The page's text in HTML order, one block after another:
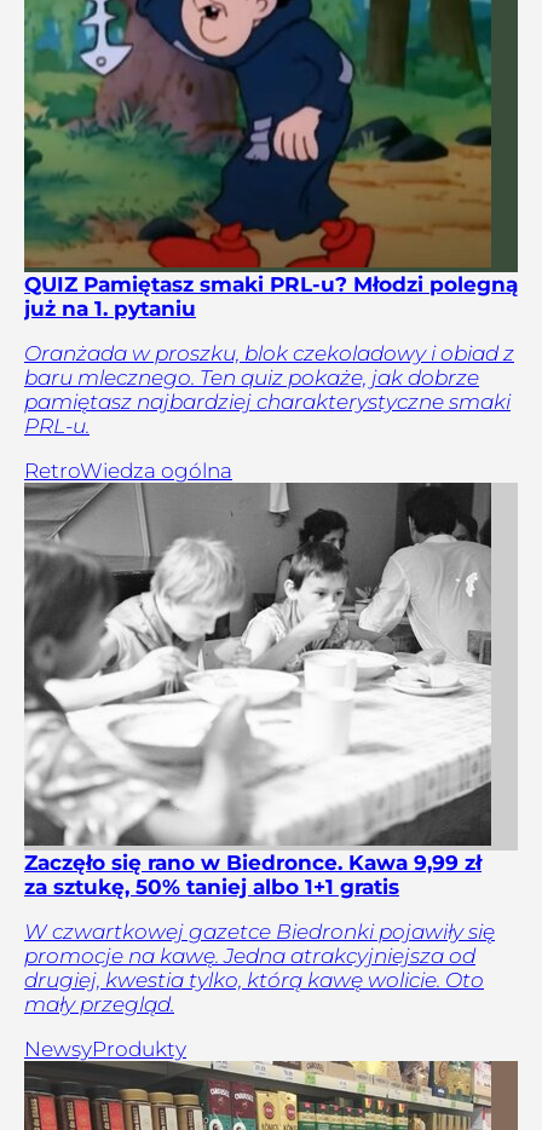
QUIZ Pamiętasz smaki PRL-u? Młodzi polegną
już na 1. pytaniu
Oranżada w proszku, blok czekoladowy i obiad z
baru mlecznego. Ten quiz pokaże, jak dobrze
pamiętasz najbardziej charakterystyczne smaki
PRL-u.
RetroWiedza ogólna
Zaczęło się rano w Biedronce. Kawa 9,99 zł
za sztukę, 50% taniej albo 1+1 gratis
W czwartkowej gazetce Biedronki pojawiły się
promocje na kawę. Jedna atrakcyjniejsza od
drugiej, kwestia tylko, którą kawę wolicie. Oto
mały przegląd.
NewsyProdukty